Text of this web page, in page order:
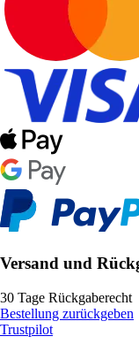
Versand und
30 Tage Rückgaberecht
Bestellung zurückgeben
Trustpilot